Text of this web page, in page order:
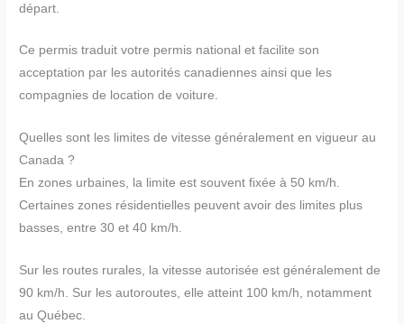
départ.
Ce permis traduit votre permis national et facilite son
acceptation par les autorités canadiennes ainsi que les
compagnies de location de voiture.
Quelles sont les limites de vitesse généralement en vigueur au
Canada ?
En zones urbaines, la limite est souvent fixée à 50 km/h.
Certaines zones résidentielles peuvent avoir des limites plus
basses, entre 30 et 40 km/h.
Sur les routes rurales, la vitesse autorisée est généralement de
90 km/h. Sur les autoroutes, elle atteint 100 km/h, notamment
au Québec.